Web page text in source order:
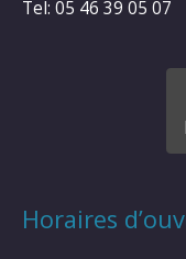
Tel: 05 46 39 05 07
Horaires